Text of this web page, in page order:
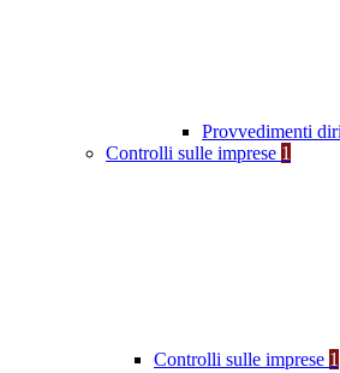
Provvedimenti
Controlli sulle imprese 1
Controlli sulle imprese 1